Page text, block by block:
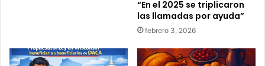
“En el 2025 se triplicaron
las llamadas por ayuda”
febrero 3, 2026